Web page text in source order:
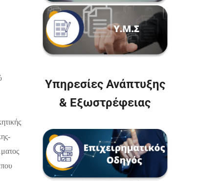
Υπηρεσίες Ανάπτυξης
& Εξωστρέφειας